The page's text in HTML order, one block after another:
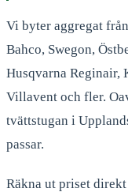
Vi byter aggregat
Bahco, Swegon,
Husqvarna Reginair,
Villavent och fler.
tvättstugan i
passar.
Räkna ut priset